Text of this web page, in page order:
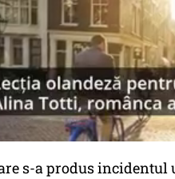
s-a produs incidentul